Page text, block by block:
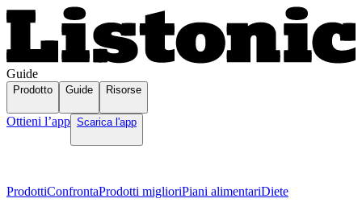
Guide
Prodotto Guide Risorse
Ottieni l’app Scarica l'app
ProdottiConfrontaProdotti miglioriPiani alimentariDiete